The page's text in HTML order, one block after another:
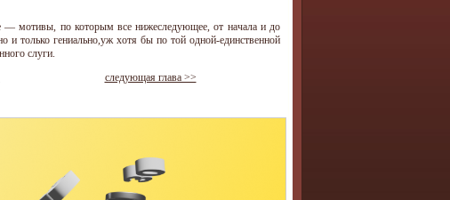
— мотивы, по которым все нижеследующее, от начала и до
и только гениально,уж хотя бы по той одной-единственной
слуги.
следующая глава >>